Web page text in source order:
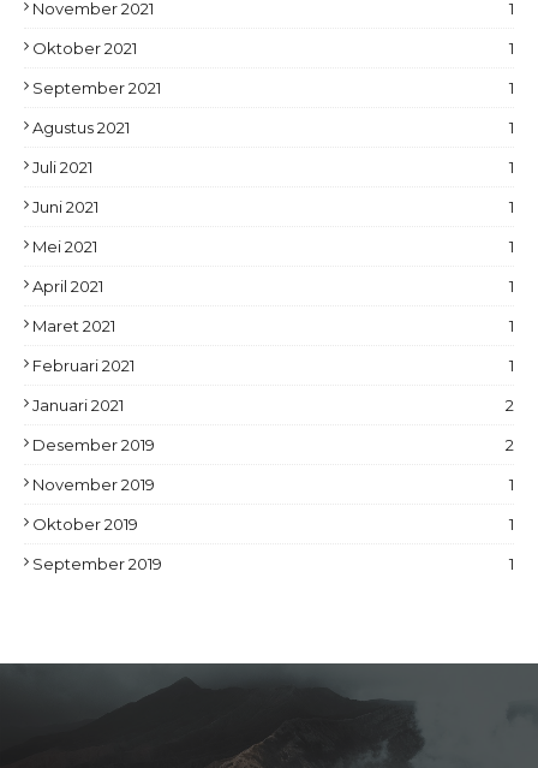
November 2021 1
Oktober 2021 1
September 2021 1
Agustus 2021 1
Juli 2021 1
Juni 2021 1
Mei 2021 1
April 2021 1
Maret 2021 1
Februari 2021 1
Januari 2021 2
Desember 2019 2
November 2019 1
Oktober 2019 1
September 2019 1